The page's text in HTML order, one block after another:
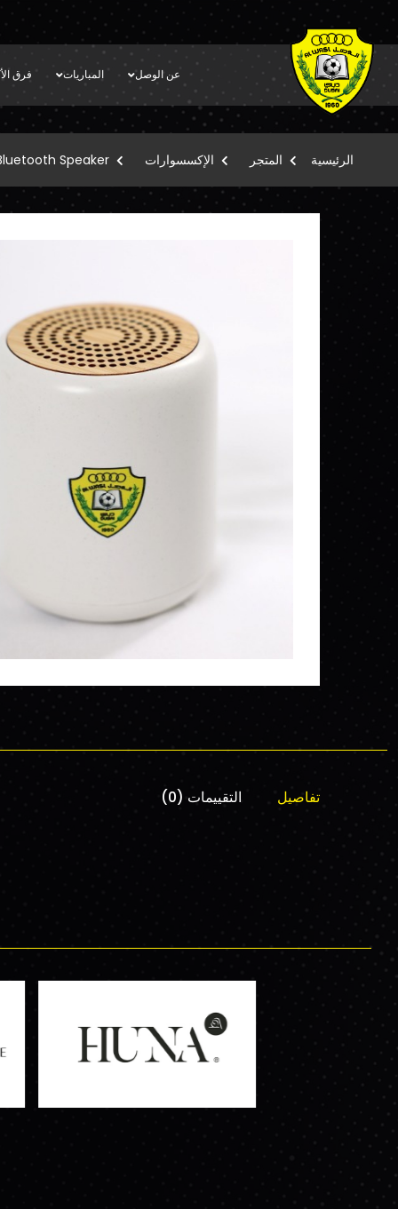
عن الوصل المباريات فرق
الرئيسية المتجر الإكسسوارات Speaker
تفاصيل التقييمات (0)